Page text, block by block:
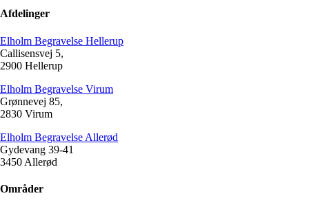
Afdelinger
Elholm Begravelse Hellerup
Callisensvej 5,
2900 Hellerup
Elholm Begravelse Virum
Grønnevej 85,
2830 Virum
Elholm Begravelse Allerød
Gydevang 39-41
3450 Allerød
Områder